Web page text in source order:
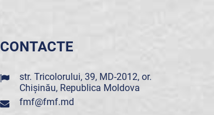
CONTACTE
str. Tricolorului, 39, MD-2012, or.
Chișinău, Republica Moldova
fmf@fmf.md